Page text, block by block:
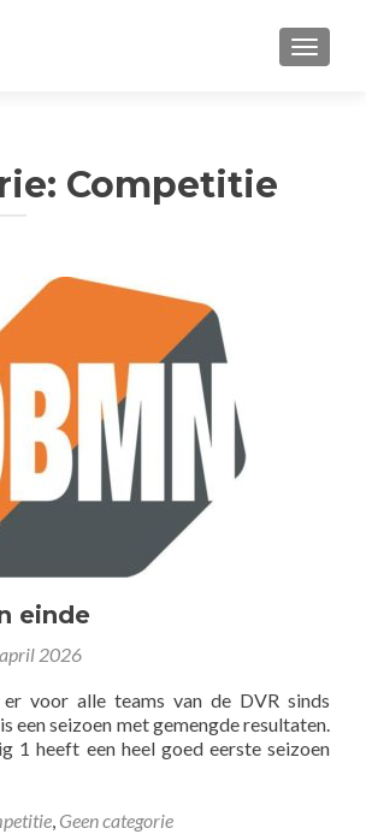
Competitie
einde
2026
voor alle teams van de DVR sinds
een seizoen met gemengde resultaten.
1 heeft een heel goed eerste seizoenLees
, Geen categorie